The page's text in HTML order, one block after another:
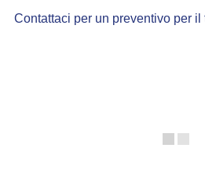
Contattaci per un preventivo per